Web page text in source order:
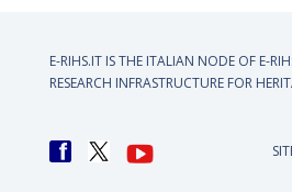
E-RIHS.IT IS THE ITALIAN NODE OF E-
RESEARCH INFRASTRUCTURE FOR